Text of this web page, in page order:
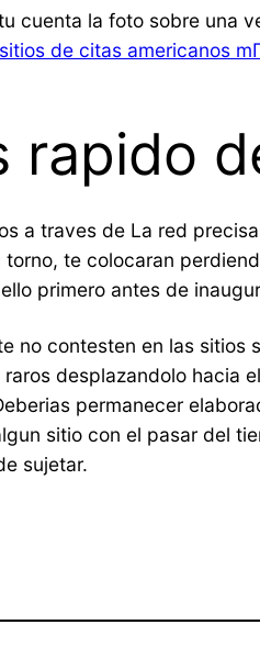
cuenta la foto sobre una
sitios de citas americanos
rapido
a traves de La red
te colocaran
primero antes de
no contesten en las
desplazandolo hacia
permanecer
sitio con el pasar del
sujetar.